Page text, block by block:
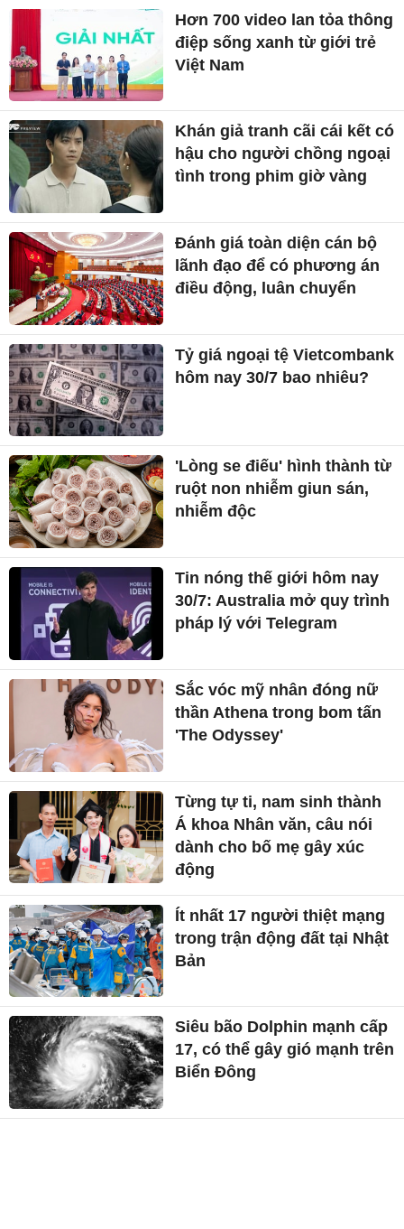
Hơn 700 video lan tỏa thông
điệp sống xanh từ giới trẻ
Việt Nam
Khán giả tranh cãi cái kết có
hậu cho người chồng ngoại
tình trong phim giờ vàng
Đánh giá toàn diện cán bộ
lãnh đạo để có phương án
điều động, luân chuyển
Tỷ giá ngoại tệ Vietcombank
hôm nay 30/7 bao nhiêu?
'Lòng se điếu' hình thành từ
ruột non nhiễm giun sán,
nhiễm độc
Tin nóng thế giới hôm nay
30/7: Australia mở quy trình
pháp lý với Telegram
Sắc vóc mỹ nhân đóng nữ
thần Athena trong bom tấn
'The Odyssey'
Từng tự ti, nam sinh thành
Á khoa Nhân văn, câu nói
dành cho bố mẹ gây xúc
động
Ít nhất 17 người thiệt mạng
trong trận động đất tại Nhật
Bản
Siêu bão Dolphin mạnh cấp
17, có thể gây gió mạnh trên
Biển Đông